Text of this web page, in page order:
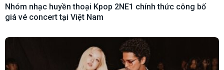
Nhóm nhạc huyền thoại Kpop 2NE1 chính thức công bố
giá vé concert tại Việt Nam